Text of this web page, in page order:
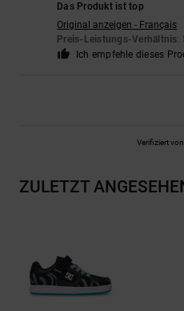
Das Produkt ist top
Original anzeigen - Français
Preis-Leistungs-Verhältnis:
Ich empfehle dieses
Verifiziert von
ZULETZT